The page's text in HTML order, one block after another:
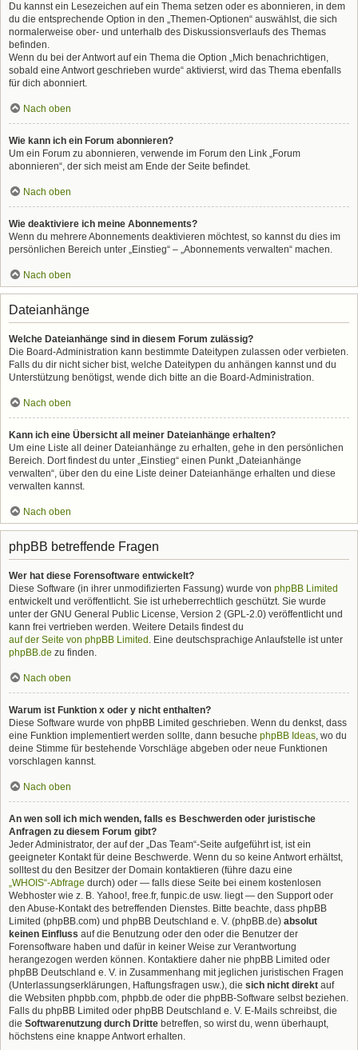
Du kannst ein Lesezeichen auf ein Thema setzen oder es abonnieren, in dem
du die entsprechende Option in den „Themen-Optionen“ auswählst, die sich
normalerweise ober- und unterhalb des Diskussionsverlaufs des Themas
befinden.
Wenn du bei der Antwort auf ein Thema die Option „Mich benachrichtigen,
sobald eine Antwort geschrieben wurde“ aktivierst, wird das Thema ebenfalls
für dich abonniert.
Nach oben
Wie kann ich ein Forum abonnieren?
Um ein Forum zu abonnieren, verwende im Forum den Link „Forum
abonnieren“, der sich meist am Ende der Seite befindet.
Nach oben
Wie deaktiviere ich meine Abonnements?
Wenn du mehrere Abonnements deaktivieren möchtest, so kannst du dies im
persönlichen Bereich unter „Einstieg“ – „Abonnements verwalten“ machen.
Nach oben
Dateianhänge
Welche Dateianhänge sind in diesem Forum zulässig?
Die Board-Administration kann bestimmte Dateitypen zulassen oder verbieten.
Falls du dir nicht sicher bist, welche Dateitypen du anhängen kannst und du
Unterstützung benötigst, wende dich bitte an die Board-Administration.
Nach oben
Kann ich eine Übersicht all meiner Dateianhänge erhalten?
Um eine Liste all deiner Dateianhänge zu erhalten, gehe in den persönlichen
Bereich. Dort findest du unter „Einstieg“ einen Punkt „Dateianhänge
verwalten“, über den du eine Liste deiner Dateianhänge erhalten und diese
verwalten kannst.
Nach oben
phpBB betreffende Fragen
Wer hat diese Forensoftware entwickelt?
Diese Software (in ihrer unmodifizierten Fassung) wurde von phpBB Limited
entwickelt und veröffentlicht. Sie ist urheberrechtlich geschützt. Sie wurde
unter der GNU General Public License, Version 2 (GPL-2.0) veröffentlicht und
kann frei vertrieben werden. Weitere Details findest du
auf der Seite von phpBB Limited . Eine deutschsprachige Anlaufstelle ist unter
phpBB.de zu finden.
Nach oben
Warum ist Funktion x oder y nicht enthalten?
Diese Software wurde von phpBB Limited geschrieben. Wenn du denkst, dass
eine Funktion implementiert werden sollte, dann besuche phpBB Ideas, wo du
deine Stimme für bestehende Vorschläge abgeben oder neue Funktionen
vorschlagen kannst.
Nach oben
An wen soll ich mich wenden, falls es Beschwerden oder juristische
Anfragen zu diesem Forum gibt?
Jeder Administrator, der auf der „Das Team“-Seite aufgeführt ist, ist ein
geeigneter Kontakt für deine Beschwerde. Wenn du so keine Antwort erhältst,
solltest du den Besitzer der Domain kontaktieren (führe dazu eine
„WHOIS“-Abfrage durch) oder — falls diese Seite bei einem kostenlosen
Webhoster wie z. B. Yahoo!, free.fr, funpic.de usw. liegt — den Support oder
den Abuse-Kontakt des betreffenden Dienstes. Bitte beachte, dass phpBB
Limited (phpBB.com) und phpBB Deutschland e. V. (phpBB.de) absolut
keinen Einfluss auf die Benutzung oder den oder die Benutzer der
Forensoftware haben und dafür in keiner Weise zur Verantwortung
herangezogen werden können. Kontaktiere daher nie phpBB Limited oder
phpBB Deutschland e. V. in Zusammenhang mit jeglichen juristischen Fragen
(Unterlassungserklärungen, Haftungsfragen usw.), die sich nicht direkt auf
die Websiten phpbb.com, phpbb.de oder die phpBB-Software selbst beziehen.
Falls du phpBB Limited oder phpBB Deutschland e. V. E-Mails schreibst, die
die Softwarenutzung durch Dritte betreffen, so wirst du, wenn überhaupt,
höchstens eine knappe Antwort erhalten.